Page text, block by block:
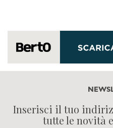
Inserisci il tuo
tutte le novità